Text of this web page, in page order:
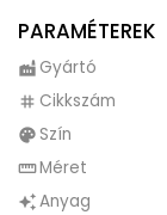
Az AIRPLANE
köszönhetően
kerülhetnek a
A Jörg
igazán egyedi
akár
PARAMÉTEREK
factory Gyártó
tag Cikkszám
palette Szín
straightenMéret
auto_awesomeAnyag